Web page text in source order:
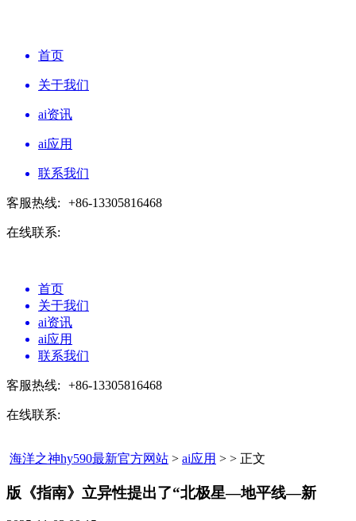
首页
关于我们
ai资讯
ai应用
联系我们
客服热线: +86-13305816468
在线联系:
首页
关于我们
ai资讯
ai应用
联系我们
客服热线: +86-13305816468
在线联系:
海洋之神hy590最新官方网站 > ai应用 > > 正文
版《指南》立异性提出了“北极星—地平线—新​